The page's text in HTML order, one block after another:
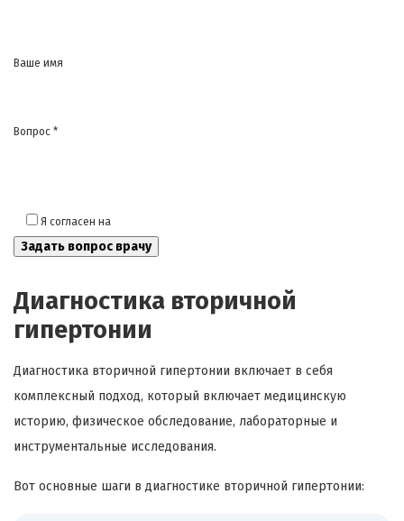
Ваше имя
Вопрос *
Я согласен на
Диагностика вторичной
гипертонии
Диагностика вторичной гипертонии включает в себя
комплексный подход, который включает медицинскую
историю, физическое обследование, лабораторные и
инструментальные исследования.
Вот основные шаги в диагностике вторичной гипертонии: